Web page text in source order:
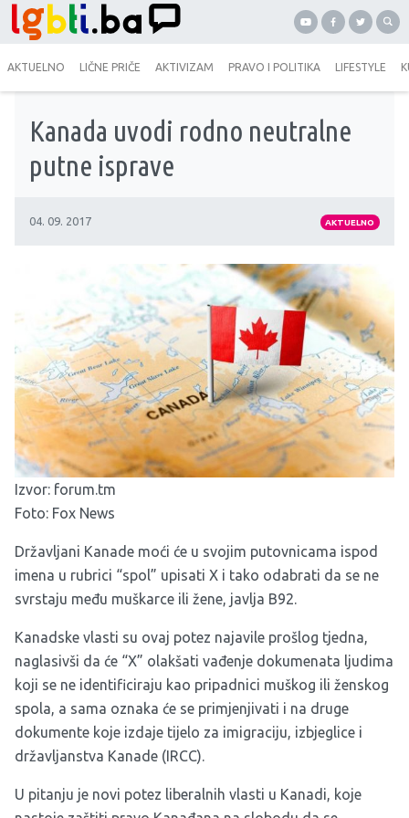
AKTUELNO LIČNE PRIČE AKTIVIZAM PRAVO I POLITIKA LIFESTYLE
Kanada uvodi rodno neutralne
putne isprave
04. 09. 2017 AKTUELNO
Izvor: forum.tm
Foto: Fox News
Državljani Kanade moći će u svojim putovnicama ispod
imena u rubrici “spol” upisati X i tako odabrati da se ne
svrstaju među muškarce ili žene, javlja B92.
Kanadske vlasti su ovaj potez najavile prošlog tjedna,
naglasivši da će “X” olakšati vađenje dokumenata ljudima
koji se ne identificiraju kao pripadnici muškog ili ženskog
spola, a sama oznaka će se primjenjivati i na druge
dokumente koje izdaje tijelo za imigraciju, izbjeglice i
državljanstva Kanade (IRCC).
U pitanju je novi potez liberalnih vlasti u Kanadi, koje